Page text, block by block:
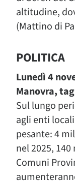
altitudine,
(Mattino di
POLITICA
Lunedì 4
Manovra,
Sul lungo
agli enti
pesante: 4
nel 2025,
Comuni